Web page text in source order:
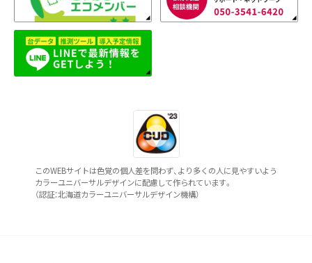
このWEBサイトは色覚の個人差を問わず、より多くの人に見やすいよう
カラーユニバーサルデザインに配慮して作られています。
（認証：北海道カラーユニバーサルデザイン機構）